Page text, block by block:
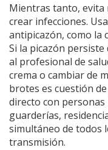
Mientras tanto, evita
crear infecciones.
antipicazón, como la
Si la picazón
al profesional de
crema o cambiar de
brotes es cuestión
directo con
guarderías,
simultáneo de todos
transmisión.